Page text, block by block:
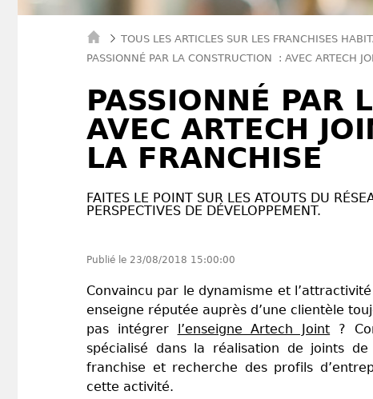
TOUS LES ARTICLES SUR LES FRANCHISES
PASSIONNÉ PAR LA CONSTRUCTION : AVEC ARTECH
PASSIONNÉ PAR
AVEC ARTECH
LA FRANCHISE
FAITES LE POINT SUR LES ATOUTS DU
PERSPECTIVES DE DÉVELOPPEMENT.
Publié le 23/08/2018 15:00:00
Convaincu par le dynamisme et
enseigne réputée auprès d’une clientèle
pas intégrer
l’enseigne Artech Joint ?
spécialisé dans la réalisation de joints
franchise et recherche des profils
cette activité.